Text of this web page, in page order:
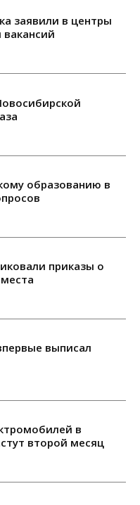
заявили в центры
образованию в
приказы о
выписал
в
второй месяц